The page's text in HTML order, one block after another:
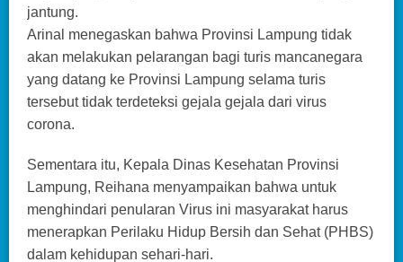
jantung.
Arinal menegaskan bahwa Provinsi Lampung tidak
akan melakukan pelarangan bagi turis mancanegara
yang datang ke Provinsi Lampung selama turis
tersebut tidak terdeteksi gejala gejala dari virus
corona.
Sementara itu, Kepala Dinas Kesehatan Provinsi
Lampung, Reihana menyampaikan bahwa untuk
menghindari penularan Virus ini masyarakat harus
menerapkan Perilaku Hidup Bersih dan Sehat (PHBS)
dalam kehidupan sehari-hari.